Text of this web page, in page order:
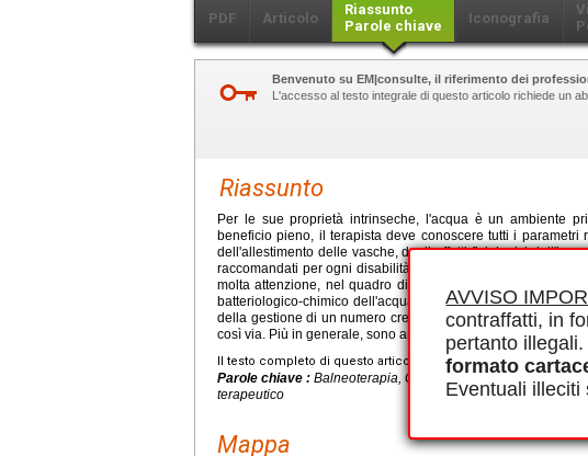
AVVISO
contraffatti, in
pertanto
formato
Eventuali illeciti
PDF Articolo
Riassunto
Parole chiave
Iconografia
Benvenuto su EM|consulte, il riferimento dei
L'accesso al testo integrale di questo articolo richiede un
Riassunto
Per le sue proprietà intrinseche, l'acqua è un ambiente
beneficio pieno, il terapista deve conoscere tutti i
dell'allestimento delle vasche, degli effetti fisiologici
raccomandati per ogni disabilità. Anche la progettazione e
molta attenzione, nel quadro di una politica di
batteriologico-chimico dell'acqua. Le attività acquatiche a
della gestione di un numero crescente di patologie, in
così via. Più in generale, sono anche un mezzo privilegiato
Il testo completo di questo articolo è disponibile in PDF.
Parole chiave : Balneoterapia, Ginnastica acquatica, Attività
terapeutico
Mappa